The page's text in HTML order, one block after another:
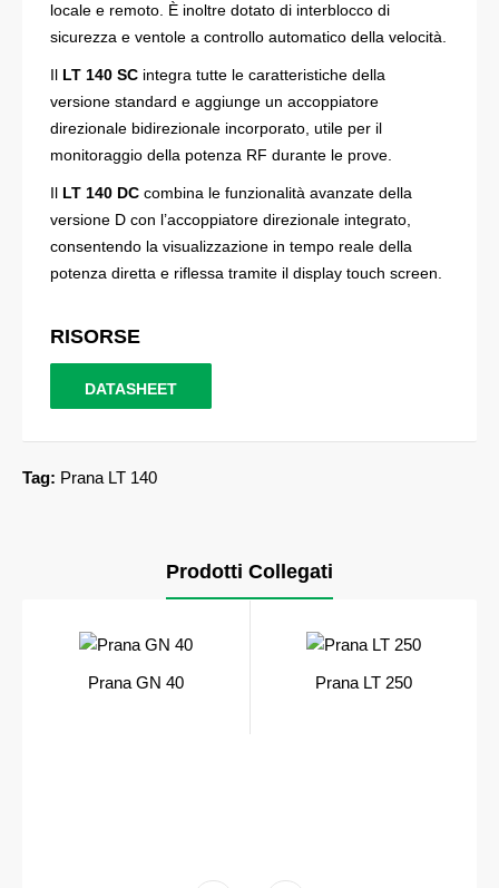
locale e remoto. È inoltre dotato di interblocco di
sicurezza e ventole a controllo automatico della velocità.
Il LT 140 SC integra tutte le caratteristiche della
versione standard e aggiunge un accoppiatore
direzionale bidirezionale incorporato, utile per il
monitoraggio della potenza RF durante le prove.
Il LT 140 DC combina le funzionalità avanzate della
versione D con l’accoppiatore direzionale integrato,
consentendo la visualizzazione in tempo reale della
potenza diretta e riflessa tramite il display touch screen.
RISORSE
DATASHEET
Tag: Prana LT 140
Prodotti Collegati
Prana GN 40 Prana LT 250